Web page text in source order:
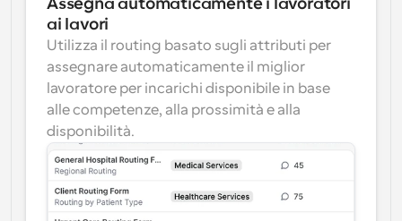
Assegna automaticamente i lavoratori
ai lavori
Utilizza il routing basato sugli attributi per
assegnare automaticamente il miglior
lavoratore per incarichi disponibile in base
alle competenze, alla prossimità e alla
disponibilità.